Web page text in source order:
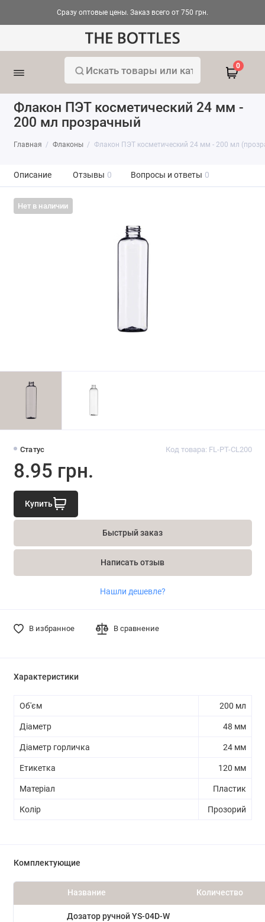
Сразу оптовые цены. Заказ всего от 750 грн.
0
Флакон ПЭТ косметический 24 мм -
200 мл прозрачный
Главная Флаконы Флакон ПЭТ косметический 24 мм - 200 мл
Описание Отзывы 0 Вопросы и ответы 0
Нет в наличии
Статус Код товара: FL-PT-CL200
8.95 грн.
Купить
Быстрый заказ
Написать отзыв
Нашли дешевле?
В избранное В сравнение
Характеристики
Об'єм 200 мл
Діаметр 48 мм
Діаметр горличка 24 мм
Етикетка 120 мм
Матеріал Пластик
Колір Прозорий
Комплектующие
Название Количество
Дозатор ручной YS-04D-W